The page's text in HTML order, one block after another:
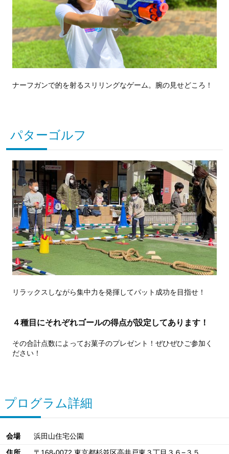
ナーフガンで的を射るスリリングなゲーム。腕の見せどころ！
パターゴルフ
リラックスしながら集中力を発揮してパット成功を目指せ！
４種目にそれぞれゴールの得点が設定してあります！
その合計点数によってお菓子のプレゼント！ぜひぜひご参加く
ださい！
プログラム詳細
会場
浜田山住宅公園